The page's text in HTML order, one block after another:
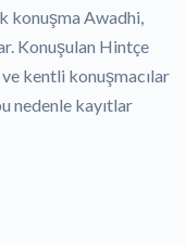
konuşma Awadhi,
Konuşulan Hintçe
kentli konuşmacılar
nedenle kayıtlar